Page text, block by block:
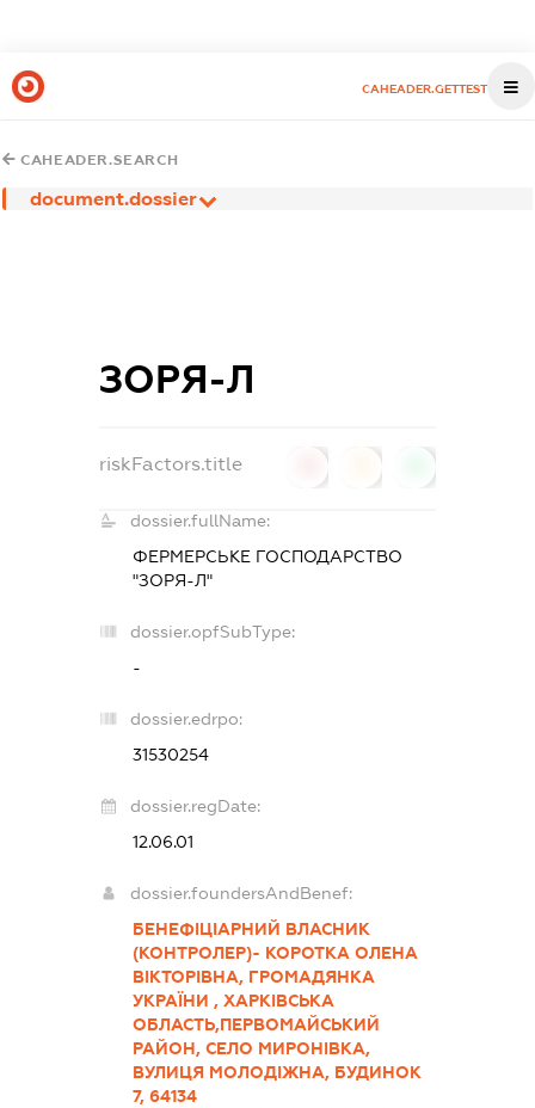
CAHEADER.GETTEST
CAHEADER.SEARCH
document.dossier
ЗОРЯ-Л
riskFactors.title
dossier.fullName:
ФЕРМЕРСЬКЕ ГОСПОДАРСТВО
"ЗОРЯ-Л"
dossier.opfSubType:
-
dossier.edrpo:
31530254
dossier.regDate:
12.06.01
dossier.foundersAndBenef:
БЕНЕФІЦІАРНИЙ ВЛАСНИК
(КОНТРОЛЕР)- КОРОТКА ОЛЕНА
ВІКТОРІВНА, ГРОМАДЯНКА
УКРАЇНИ , ХАРКІВСЬКА
ОБЛАСТЬ,ПЕРВОМАЙСЬКИЙ
РАЙОН, СЕЛО МИРОНІВКА,
ВУЛИЦЯ МОЛОДІЖНА, БУДИНОК
7, 64134